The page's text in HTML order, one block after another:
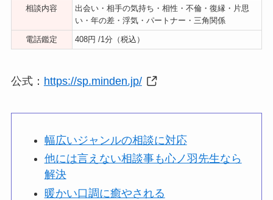
相談内容
出会い・相手の気持ち・相性・不倫・復縁・片思
い・年の差・浮気・パートナー・三角関係
電話鑑定 408円 /1分（税込）
公式： https://sp.minden.jp/
幅広いジャンルの相談に対応
他には言えない相談事も心ノ羽先生なら
解決
暖かい口調に癒やされる